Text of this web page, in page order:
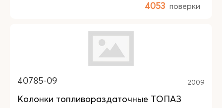
4053 поверки
40785-09 2009
Колонки топливораздаточные ТОПАЗ